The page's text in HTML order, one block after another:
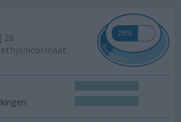
26